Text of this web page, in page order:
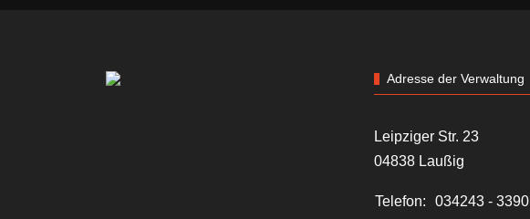
Adresse der Verwaltung
Leipziger Str. 23
04838 Laußig
Telefon:
034243 - 3390